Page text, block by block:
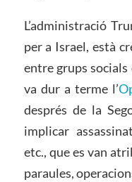
L’administració
per a Israel, està
entre grups socials
va dur a terme l’
després de la
implicar
etc., que es van
paraules,